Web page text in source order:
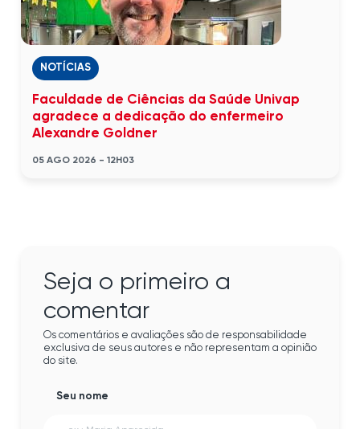
NOTÍCIAS
Faculdade de Ciências da Saúde Univap
agradece a dedicação do enfermeiro
Alexandre Goldner
05 AGO 2026 - 12H03
Seja o primeiro a
comentar
Os comentários e avaliações são de responsabilidade
exclusiva de seus autores e não representam a opinião
do site.
Seu nome